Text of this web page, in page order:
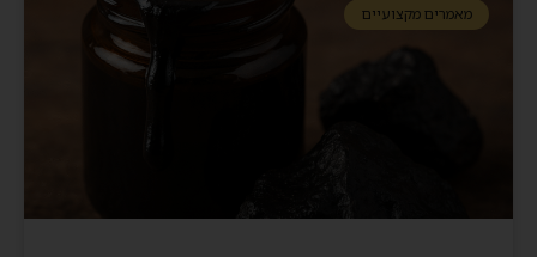
מאמרים מקצועיים